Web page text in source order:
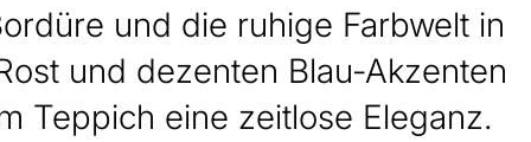
und die ruhige Farbwelt in
und dezenten Blau-Akzenten
Teppich eine zeitlose Eleganz.